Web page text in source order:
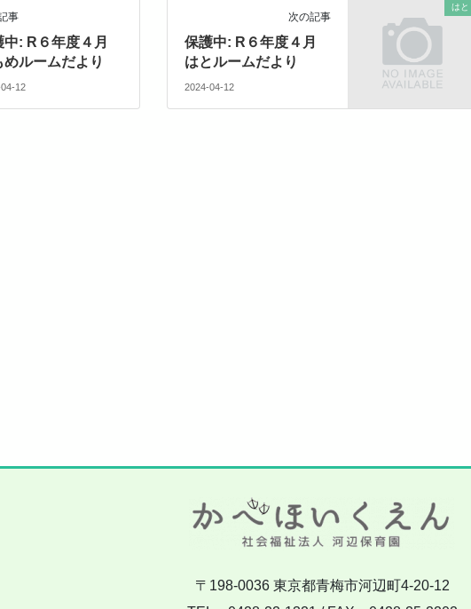
事
中: R６年度４月
めルームだより
12
はと
次の記事
保護中: R６年度４月
はとルームだより
2024-04-12
〒198-0036 東京都青梅市河辺町4-20-12